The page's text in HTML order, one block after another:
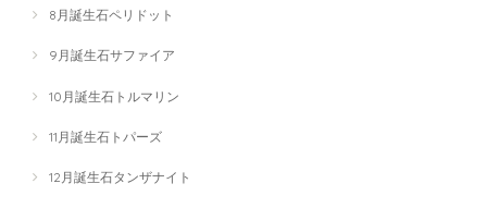
8月誕生石ペリドット
9月誕生石サファイア
10月誕生石トルマリン
11月誕生石トパーズ
12月誕生石タンザナイト